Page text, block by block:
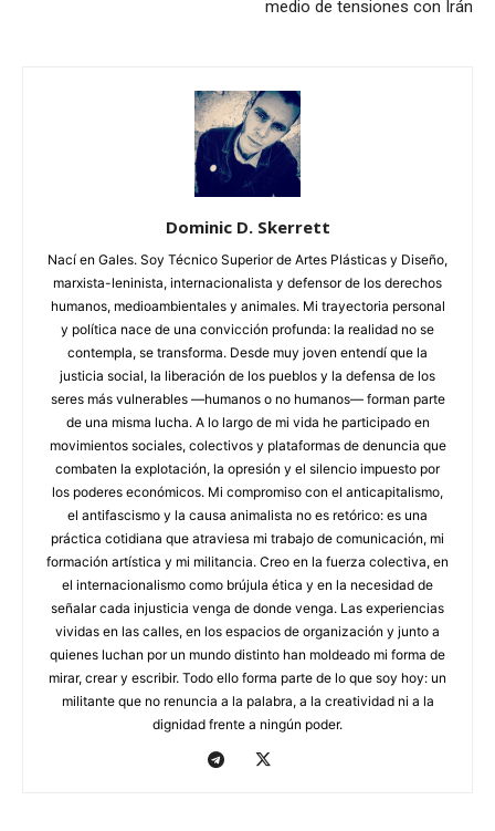
medio de tensiones con Irán
Dominic D. Skerrett
Nací en Gales. Soy Técnico Superior de Artes Plásticas y Diseño,
marxista-leninista, internacionalista y defensor de los derechos
humanos, medioambientales y animales. Mi trayectoria personal
y política nace de una convicción profunda: la realidad no se
contempla, se transforma. Desde muy joven entendí que la
justicia social, la liberación de los pueblos y la defensa de los
seres más vulnerables —humanos o no humanos— forman parte
de una misma lucha. A lo largo de mi vida he participado en
movimientos sociales, colectivos y plataformas de denuncia que
combaten la explotación, la opresión y el silencio impuesto por
los poderes económicos. Mi compromiso con el anticapitalismo,
el antifascismo y la causa animalista no es retórico: es una
práctica cotidiana que atraviesa mi trabajo de comunicación, mi
formación artística y mi militancia. Creo en la fuerza colectiva, en
el internacionalismo como brújula ética y en la necesidad de
señalar cada injusticia venga de donde venga. Las experiencias
vividas en las calles, en los espacios de organización y junto a
quienes luchan por un mundo distinto han moldeado mi forma de
mirar, crear y escribir. Todo ello forma parte de lo que soy hoy: un
militante que no renuncia a la palabra, a la creatividad ni a la
dignidad frente a ningún poder.